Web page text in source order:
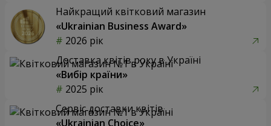
Найкращий квітковий магазин
«Ukrainian Business Award»
2026 рік
Доставка квітів року в Україні
«Вибір країни»
2025 рік
Сервіс доставки квітів
«Ukrainian Choice»